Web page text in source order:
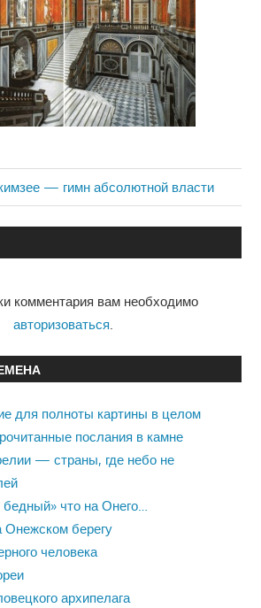
— гимн абсолютной власти
комментария вам необходимо
авторизоваться
для полноты картины в целом
послания в камне
— страны, где небо не
что на Онего…
берегу
человека
архипелага